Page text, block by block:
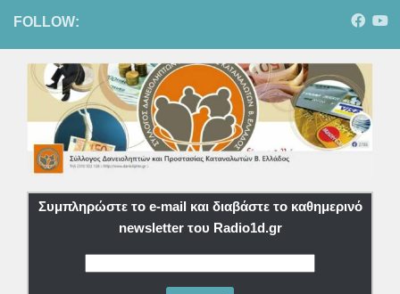
FOLLOW:
Συμπληρώστε το e-mail και διαβάστε το καθημερινό
newsletter του Radio1d.gr